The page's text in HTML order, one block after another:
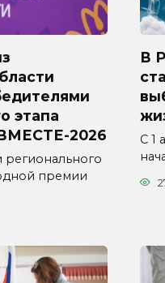
этапа
2026
премии
В
С 1